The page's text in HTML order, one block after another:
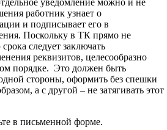
работник узнает о
и подписывает его в
Поскольку в ТК прямо не
следует заключать
реквизитов, целесообразно
порядке. Это должен быть
стороны, оформить без спешки
а с другой – не затягивать этот
в письменной форме.